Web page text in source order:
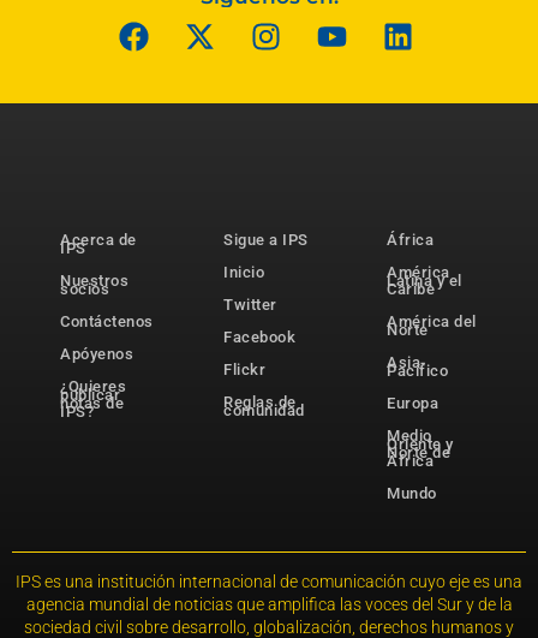
Acerca de
IPS
Nuestros
socios
Contáctenos
Apóyenos
¿Quieres
publicar
notas de
IPS?
Sigue a IPS
Inicio
Twitter
Facebook
Flickr
Reglas de
comunidad
África
América
Latina y el
Caribe
América del
Norte
Asia-
Pacífico
Europa
Medio
Oriente y
Norte de
África
Mundo
IPS es una institución internacional de comunicación cuyo eje es una
agencia mundial de noticias que amplifica las voces del Sur y de la
sociedad civil sobre desarrollo, globalización, derechos humanos y